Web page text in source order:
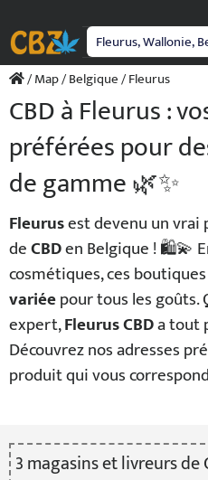
contenu
/Map/Belgique/ Fleurus
CBD à Fleurus :
préférées pour
de gamme 🌿✨
Fleurusest devenu un vrai
deCBDen Belgique ! 🛍️💫
cosmétiques, ces
variéepour tous les goûts.
expert,Fleurus CBDa tout
Découvrez nos adresses
produit qui vous
3magasinset livreursde